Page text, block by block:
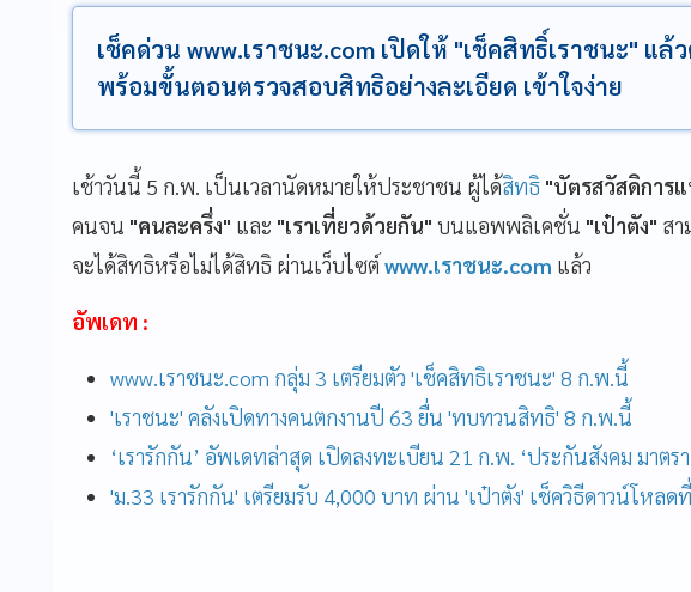
เช็คด่วน www.เราชนะ.com เปิดให้ "เช็คสิทธิ์เราชนะ" แล้
พร้อมขั้นตอนตรวจสอบสิทธิอย่างละเอียด เข้าใจง่าย
เช้าวันนี้ 5 ก.พ. เป็นเวลานัดหมายให้ประชาชน ผู้ได้สิทธิ "บัตรสวัสดิการ
คนจน "คนละครึ่ง" และ "เราเที่ยวด้วยกัน" บนแอพพลิเคชั่น "เป๋าตัง" สา
จะได้สิทธิหรือไม่ได้สิทธิ ผ่านเว็บไซต์ www.เราชนะ.com แล้ว
อัพเดท :
www.เราชนะ.com กลุ่ม 3 เตรียมตัว 'เช็คสิทธิเราชนะ' 8 ก.พ.นี้
'เราชนะ' คลังเปิดทางคนตกงานปี 63 ยื่น 'ทบทวนสิทธิ' 8 ก.พ.นี้
‘เรารักกัน’ อัพเดทล่าสุด เปิดลงทะเบียน 21 ก.พ. ‘ประกันสังคม มาตร
'ม.33 เรารักกัน' เตรียมรับ 4,000 บาท ผ่าน 'เป๋าตัง' เช็ควิธีดาวน์โหลด